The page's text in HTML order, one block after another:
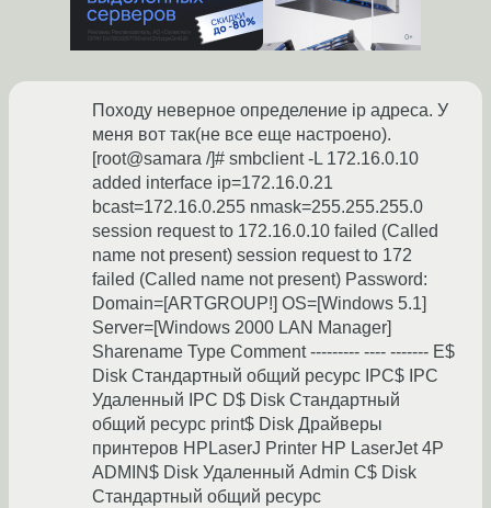
Походу неверное определение ip адреса. У
меня вот так(не все еще настроено).
[root@samara /]# smbclient -L 172.16.0.10
added interface ip=172.16.0.21
bcast=172.16.0.255 nmask=255.255.255.0
session request to 172.16.0.10 failed (Called
name not present) session request to 172
failed (Called name not present) Password:
Domain=[ARTGROUP!] OS=[Windows 5.1]
Server=[Windows 2000 LAN Manager]
Sharename Type Comment --------- ---- ------- E$
Disk Стандартный общий ресурс IPC$ IPC
Удаленный IPC D$ Disk Стандартный
общий ресурс print$ Disk Драйверы
принтеров HPLaserJ Printer HP LaserJet 4P
ADMIN$ Disk Удаленный Admin C$ Disk
Стандартный общий ресурс